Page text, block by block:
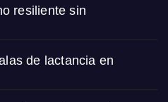
resiliente sin
de lactancia en